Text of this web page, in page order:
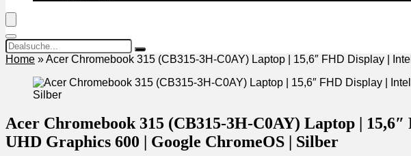
Home »Acer Chromebook 315 (CB315-3H-C0AY) Laptop | 15,6″ FHD Display |
Acer Chromebook 315 (CB315-3H-C0AY) Laptop |
UHD Graphics 600 | Google ChromeOS | Silber